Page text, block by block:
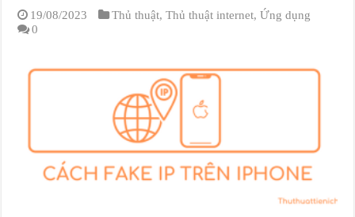
19/08/2023 Thủ thuật,Thủ thuật internet,Ứng dụng
0